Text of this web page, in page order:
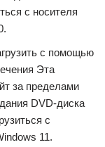
с носителя
с помощью
Эта
за пределами
DVD-диска
с
11.